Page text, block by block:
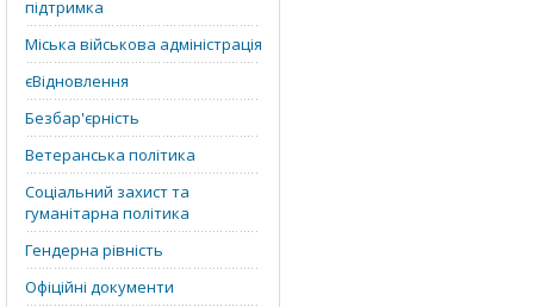
підтримка
Міська військова адміністрація
єВідновлення
Безбар'єрність
Ветеранська політика
Соціальний захист та
гуманітарна політика
Гендерна рівність
Офіційні документи